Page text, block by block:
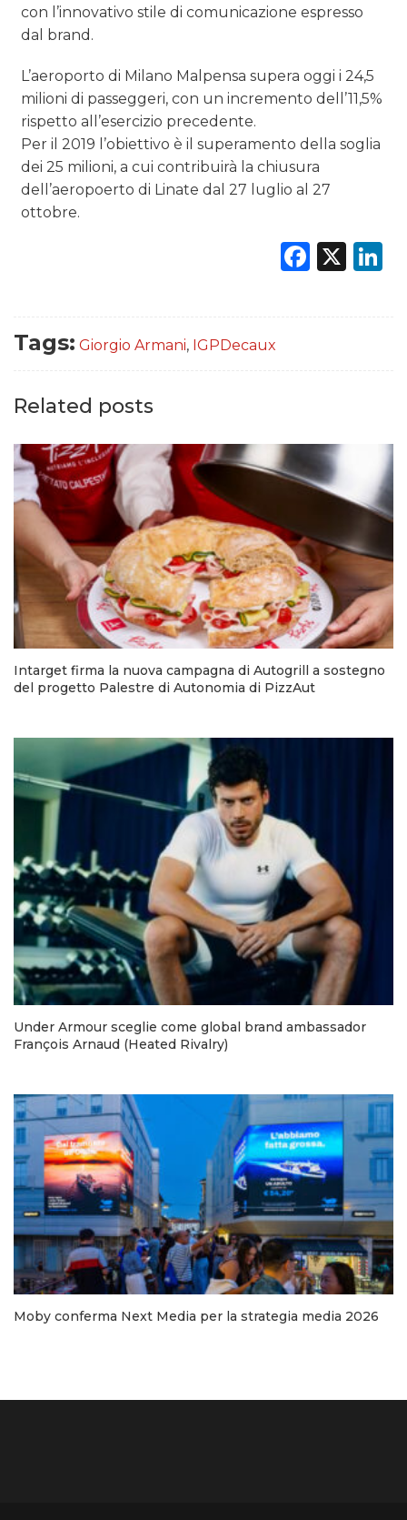
con l’innovativo stile di comunicazione espresso
dal brand.
L’aeroporto di Milano Malpensa supera oggi i 24,5
milioni di passeggeri, con un incremento dell’11,5%
rispetto all’esercizio precedente.
Per il 2019 l’obiettivo è il superamento della soglia
dei 25 milioni, a cui contribuirà la chiusura
dell’aeropoerto di Linate dal 27 luglio al 27
ottobre.
X
Tags: Giorgio Armani, IGPDecaux
Related posts
Intarget firma la nuova campagna di Autogrill a sostegno
del progetto Palestre di Autonomia di PizzAut
Under Armour sceglie come global brand ambassador
François Arnaud (Heated Rivalry)
Moby conferma Next Media per la strategia media 2026